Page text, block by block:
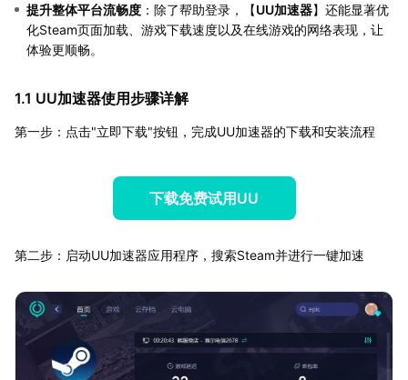
提升整体平台流畅度 ：除了帮助登录，【UU加速器】还能显著优
化Steam页面加载、游戏下载速度以及在线游戏的网络表现，让
体验更顺畅。
1.1 UU加速器使用步骤详解
第一步：点击"立即下载"按钮，完成UU加速器的下载和安装流程
下载免费试用UU
第二步：启动UU加速器应用程序，搜索Steam并进行一键加速